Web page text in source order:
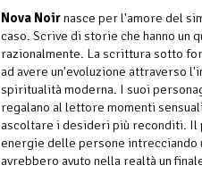
Nova Noirnasce per l'amore del
caso. Scrive di storie che hanno un
razionalmente. La scrittura sotto
ad avere un'evoluzione attraverso
spiritualità moderna. I suoi
regalano al lettore momenti
ascoltare i desideri più reconditi. Il
energie delle persone intrecciando
avrebbero avuto nella realtà un